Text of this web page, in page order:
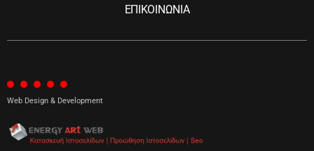
ΕΠΙΚΟΙΝΩΝΙΑ
Web Design & Development